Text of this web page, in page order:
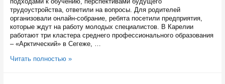
трудоустройства, ответили на вопросы. Для родителей
организовали онлайн-собрание, ребята посетили предприятия,
которые ждут на работу молодых специалистов. В Карелии
работают три кластера среднего профессионального образования
– «Арктический» в Сегеже, …
На
Читать полностью »